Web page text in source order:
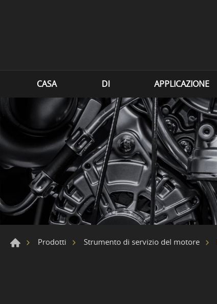
CASA DI APPLICAZIONE
Prodotti Strumento di servizio del motore